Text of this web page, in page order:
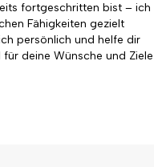
fortgeschritten bist – ich
Fähigkeiten gezielt
persönlich und helfe dir
deine Wünsche und Ziele